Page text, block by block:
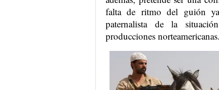
falta de ritmo del guión ya
paternalista de la
producciones